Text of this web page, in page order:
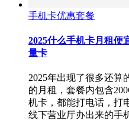
手机卡优惠套餐
2025什么手机卡月租便
量卡
2025年出现了很多还算
的月租，套餐内包含
机卡，都能打电话，打
线下营业厅办出来的手